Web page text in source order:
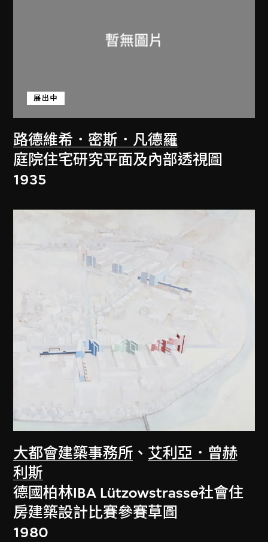
路德維希．密斯．凡德羅
展出中
庭院住宅研究平面及內部透視圖
1935
大都會建築事務所 、 艾利亞．曾赫
利斯
德國柏林IBA Lützowstrasse社會住
房建築設計比賽參賽草圖
1980